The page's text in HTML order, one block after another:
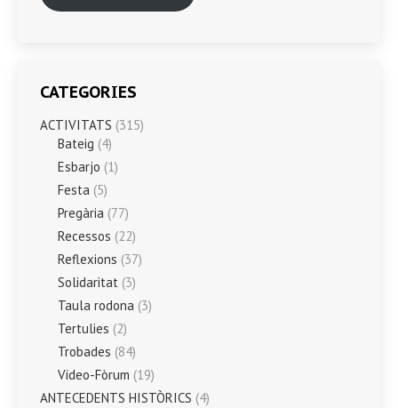
CATEGORIES
ACTIVITATS (315)
Bateig (4)
Esbarjo (1)
Festa (5)
Pregària (77)
Recessos (22)
Reflexions (37)
Solidaritat (3)
Taula rodona (3)
Tertulies (2)
Trobades (84)
Vídeo-Fòrum (19)
ANTECEDENTS HISTÒRICS (4)